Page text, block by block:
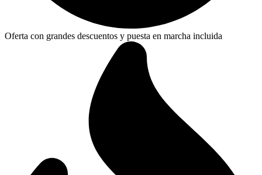
Oferta con grandes descuentos y puesta en marcha incluida